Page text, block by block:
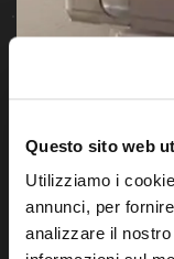
Questo sito web
Utilizziamo i
annunci, per
analizzare il